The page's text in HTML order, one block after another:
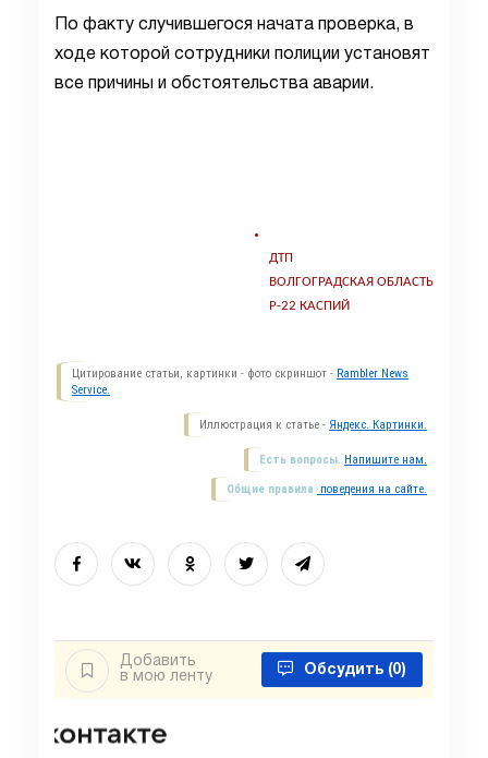
По факту случившегося начата проверка, в
ходе которой сотрудники полиции установят
все причины и обстоятельства аварии.
ДТП
ВОЛГОГРАДСКАЯ ОБЛАСТЬ
Р-22 КАСПИЙ
Цитирование статьи, картинки - фото скриншот - Rambler News
Service.
Иллюстрация к статье - Яндекс. Картинки.
Есть вопросы. Напишите нам.
Общие правила поведения на сайте.
Добавить
в мою ленту
Обсудить (0)